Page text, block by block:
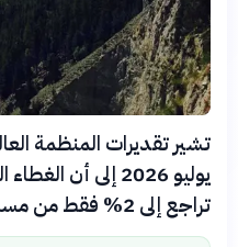
يوليو 2026 إلى أن الغطاء
فقط من مساحته المسجلة عام 1988.